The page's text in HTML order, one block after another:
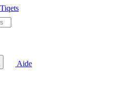
Aide